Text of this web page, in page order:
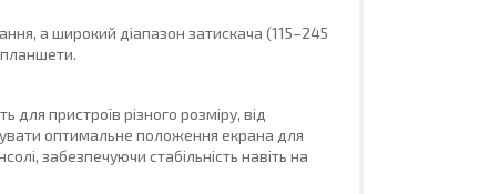
а широкий діапазон затискача (115–245
планшети.
пристроїв різного розміру, від
оптимальне положення екрана для
забезпечуючи стабільність навіть на